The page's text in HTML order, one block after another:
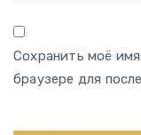
Сохранить моё
браузере для